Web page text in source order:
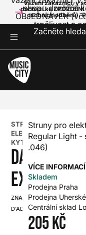
Vážení zákazníci, v
dochází ke ZPOŽDĚNÍ
osobních odběrů).
shopu dochází
OBJEDNÁVEK
trpělivost a
Začněte
STRUNY PRO
ELEKTRICKOU
KYTARU
DADDARIO
EXL110W
ZNAČKA:
D'ADDARIO
SKU:
Struny pro
Regular Light -
.046)
VÍCE INFORMACÍ
Skladem
Prodejna Praha
Prodejna
Centrální sklad
205 Kč